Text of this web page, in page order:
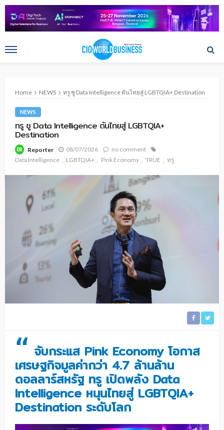
Home NEWS ทรู ชู Data Intelligence ดันไทยสู่ LGBTQIA+ Destination
NEWS
ทรู ชู Data Intelligence ดันไทยสู่ LGBTQIA+
Destination
Reporter 08/07/2026
no comment
Data Intelligence
LGBTQIA+ Pink Economy TRUE ทรู
“ จับกระแส Pink Economy โอกาส
เศรษฐกิจมูลค่ากว่า 4.7 ล้านล้าน
ดอลลาร์สหรัฐ ทรู เปิดพลัง Data
Intelligence หนุนไทยสู่ LGBTQIA+
Destination ระดับโลก